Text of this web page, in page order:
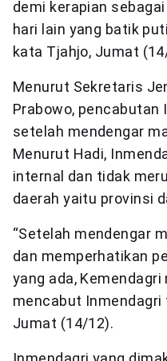
demi kerapian
hari lain yang batik
kata Tjahjo, Jumat
Menurut Sekretaris
Prabowo,
setelah mendengar
Menurut Hadi,
internal dan tidak
daerah yaitu provinsi
“Setelah mendengar
dan memperhatikan
yang ada,
mencabut Inmendagri
Jumat (14/12).